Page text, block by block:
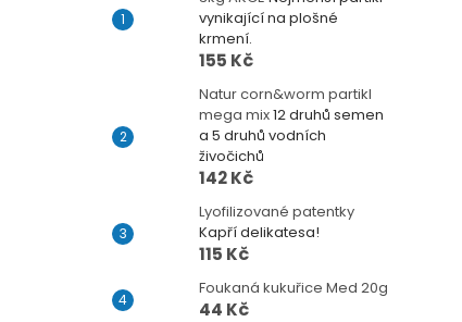
vynikající na plošné
krmení.
155 Kč
Natur corn&worm partikl
mega mix12 druhů semen
a 5 druhů vodních
živočichů
142 Kč
Lyofilizované patentky
Kapří delikatesa!
115 Kč
Foukaná kukuřice Med 20g
44 Kč